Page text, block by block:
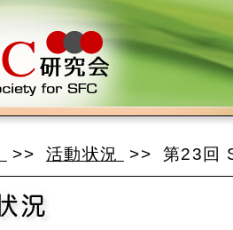
>> 活動状況 >> 第23回